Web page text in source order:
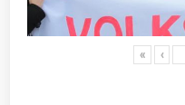
« ‹